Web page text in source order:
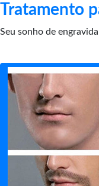
Tratamento
Seu sonho de